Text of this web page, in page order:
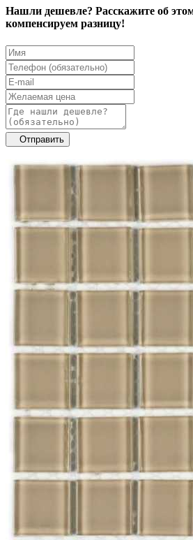
Нашли дешевле? Расскажите об
компенсируем разницу!
Отправить